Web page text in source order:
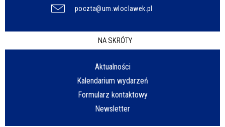
poczta@um.wloclawek.pl
NA SKRÓTY
Aktualności
Kalendarium wydarzeń
Formularz kontaktowy
Newsletter